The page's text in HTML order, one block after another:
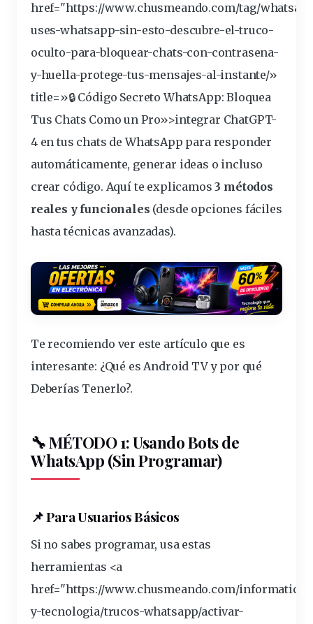
href="https://www.chusmeando.com/tag/
uses-whatsapp-sin-esto-descubre-el-truco-
oculto-para-bloquear-chats-con-contrasena-
y-huella-protege-tus-mensajes-al-instante/»
title=»🔒 Código Secreto WhatsApp: Bloquea
Tus Chats Como un Pro»>integrar ChatGPT-
4 en tus chats de WhatsApp para responder
automáticamente, generar ideas o incluso
crear código. Aquí te explicamos3 métodos
reales y funcionales (desde opciones fáciles
hasta técnicas avanzadas).
Te recomiendo ver este artículo que es
interesante: ¿Qué es Android TV y por qué
Deberías Tenerlo?.
🔧 MÉTODO 1: Usando Bots de
WhatsApp (Sin Programar)
📌 Para Usuarios Básicos
Si no sabes programar, usa estas
herramientas <a
href="https://www.chusmeando.com/informatica-
y-tecnologia/trucos-whatsapp/activar-